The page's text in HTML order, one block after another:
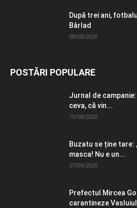
După trei ani,
Bârlad
08/08/2026
POSTĂRI POPULARE
Jurnal de
ceva, că vin...
15/08/2020
Buzatu se ține tare:
masca! Nu e un...
27/09/2020
Prefectul Mircea
carantineze